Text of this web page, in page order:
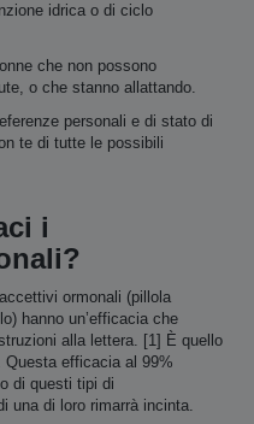
idrica o di ciclo
che non possono
o che stanno allattando.
personali e di stato di
te di tutte le possibili
i
ormonali (pillola
hanno un’efficacia che
alla lettera. [1] È quello
Questa efficacia al 99%
di questi tipi di
una di loro rimarrà incinta.